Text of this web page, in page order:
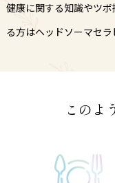
健康に関する知識やツ
る方はヘッドソーマセラ
このよ